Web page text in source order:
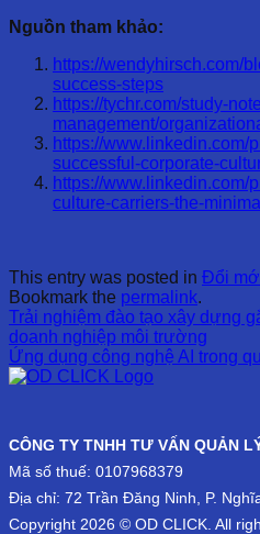
Nguồn tham khảo:
https://wendyhirsch.com/
success-steps
https://tychr.com/study-
management/
https://www.linkedin.com/
successful-corporate-
https://www.linkedin.com/
culture-carriers-the-
This entry was posted in Đổi
Bookmark the permalink.
Trải nghiệm đào tạo xây dựng
doanh nghiệp môi trường
Ứng dụng công nghệ AI trong
CÔNG TY TNHH TƯ VẤN QUẢN
Mã số thuế: 0107968379
Địa chỉ: 72 Trần Đăng Ninh, P.
Copyright 2026 © OD CLICK. All